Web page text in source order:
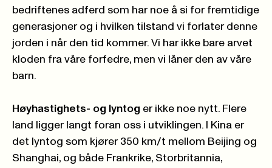
bedriftenes adferd som har noe å si for fremtidige
generasjoner og i hvilken tilstand vi forlater denne
jorden i når den tid kommer. Vi har ikke bare arvet
kloden fra våre forfedre, men vi låner den av våre
barn.
Høyhastighets- og lyntog er ikke noe nytt. Flere
land ligger langt foran oss i utviklingen. I Kina er
det lyntog som kjører 350 km/t mellom Beijing og
Shanghai, og både Frankrike, Storbritannia,